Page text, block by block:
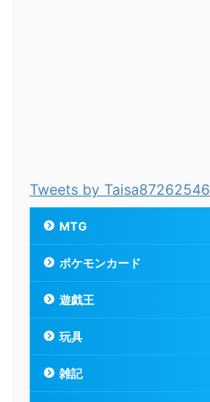
Tweets by Taisa87262546
MTG
ポケモンカード
遊戯王
玩具
雑記